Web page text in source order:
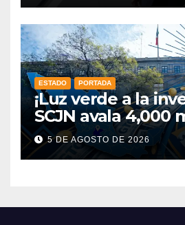
ESTADO PORTADA
¡Luz verde a la
SCJN avala 4,000
Guanajuato: ¿en
este dinero?
5 DE AGOSTO DE 2026